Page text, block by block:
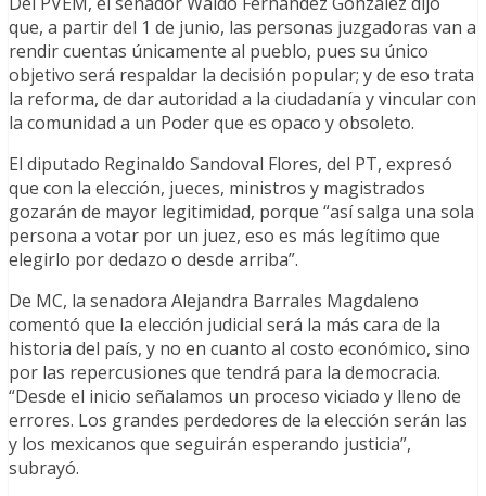
que, a partir del 1 de junio, las personas juzgadoras van a
rendir cuentas únicamente al pueblo, pues su único
objetivo será respaldar la decisión popular; y de eso trata
la reforma, de dar autoridad a la ciudadanía y vincular con
la comunidad a un Poder que es opaco y obsoleto.
El diputado Reginaldo Sandoval Flores, del PT, expresó
que con la elección, jueces, ministros y magistrados
gozarán de mayor legitimidad, porque “así salga una sola
persona a votar por un juez, eso es más legítimo que
elegirlo por dedazo o desde arriba”.
De MC, la senadora Alejandra Barrales Magdaleno
comentó que la elección judicial será la más cara de la
historia del país, y no en cuanto al costo económico, sino
por las repercusiones que tendrá para la democracia.
“Desde el inicio señalamos un proceso viciado y lleno de
errores. Los grandes perdedores de la elección serán las
y los mexicanos que seguirán esperando justicia”,
subrayó.